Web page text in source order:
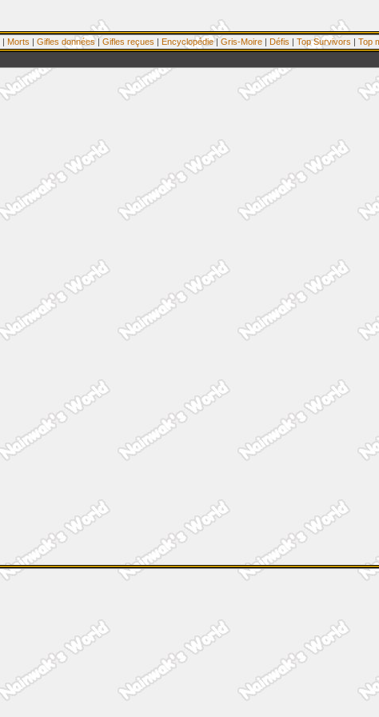
| Morts | Gifles données | Gifles reçues | Encyclopédie| Gris-Moire | Défis | Top Survivors | Top